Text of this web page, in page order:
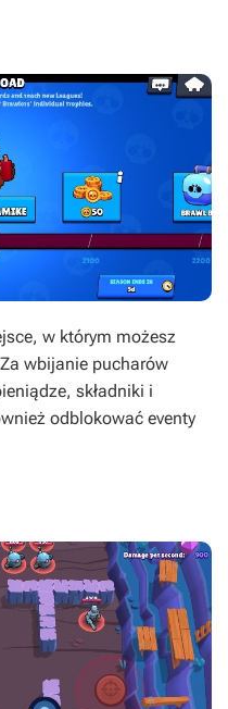
w którym możesz
wbijanie pucharów
składniki i
odblokować eventy